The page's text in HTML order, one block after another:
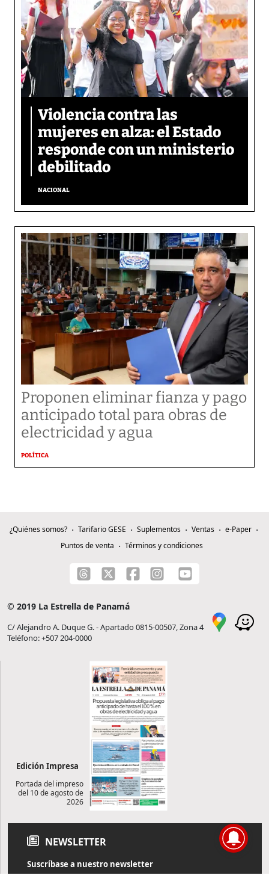
Violencia contra las
mujeres en alza: el Estado
responde con un ministerio
debilitado
NACIONAL
Proponen eliminar fianza y pago
anticipado total para obras de
electricidad y agua
POLÍTICA
¿Quiénes somos? Tarifario GESE Suplementos Ventas
e-Paper
Puntos de venta
Términos y condiciones
© 2019 La Estrella de Panamá
C/ Alejandro A. Duque G. - Apartado 0815-00507, Zona 4
Teléfono: +507 204-0000
Edición Impresa
Portada del impreso
del 10 de agosto de
2026
NEWSLETTER
Suscríbase a nuestro newsletter
Reciba diariamente información de actualidad directamente en